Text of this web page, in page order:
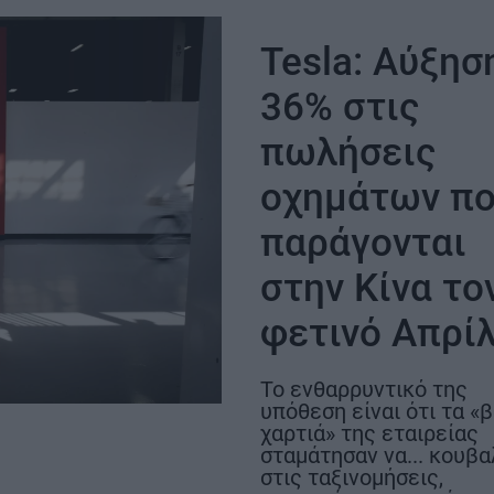
κανονικά τον
2028
Tesla:
36% στις
πωλήσεις
οχημάτων
παράγονται
στην Κίνα
φετινό
Το ενθαρρυντικό της
υπόθεση είναι ότι τα
χαρτιά» της εταιρείας
σταμάτησαν να...
στις ταξινομήσεις,